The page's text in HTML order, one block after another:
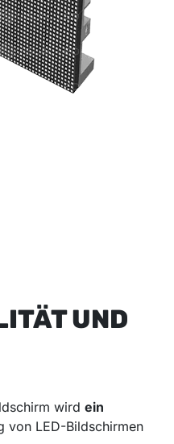
UND
wird ein
von LED-Bildschirmen